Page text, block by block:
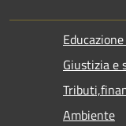
Giustizia e
Ambiente